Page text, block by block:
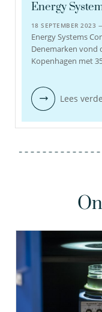
Energy
18 SEPTEMBER 2023
Energy Systems
Denemarken vond
Kopenhagen met
Lees